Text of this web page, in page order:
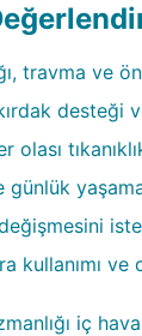
travma ve
desteği
günlük
kullanımı
iç